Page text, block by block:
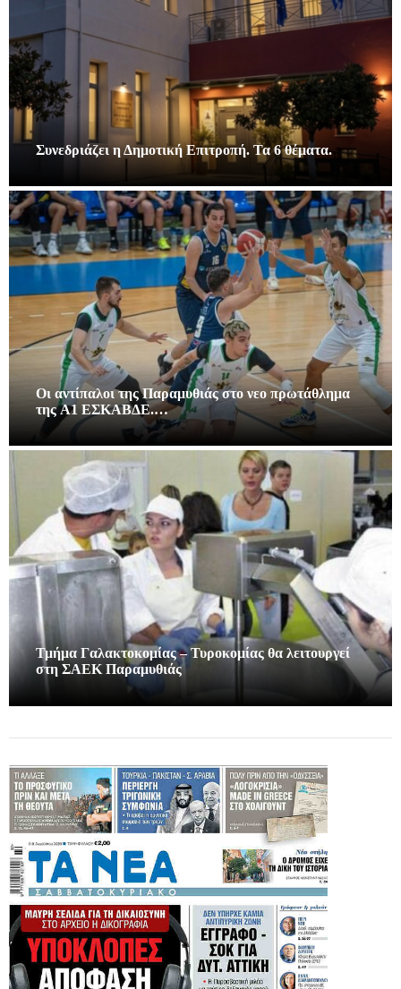
Συνεδριάζει η Δημοτική Επιτροπή. Τα 6 θέματα.
Οι αντίπαλοι της Παραμυθιάς στο νεο πρωτάθλημα
της A1 ΕΣΚΑΒΔΕ.…
Τμήμα Γαλακτοκομίας – Τυροκομίας θα λειτουργεί
στη ΣΑΕΚ Παραμυθιάς